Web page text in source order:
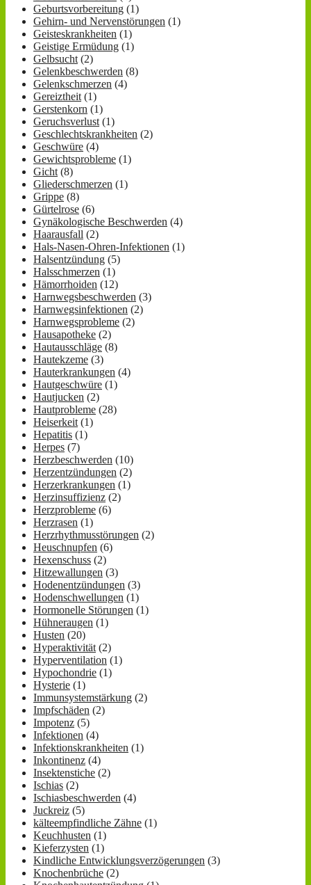
Geburtsvorbereitung (1)
Gehirn- und Nervenstörungen (1)
Geisteskrankheiten (1)
Geistige Ermüdung (1)
Gelbsucht (2)
Gelenkbeschwerden (8)
Gelenkschmerzen (4)
Gereiztheit (1)
Gerstenkorn (1)
Geruchsverlust (1)
Geschlechtskrankheiten (2)
Geschwüre (4)
Gewichtsprobleme (1)
Gicht (8)
Gliederschmerzen (1)
Grippe (8)
Gürtelrose (6)
Gynäkologische Beschwerden (4)
Haarausfall (2)
Hals-Nasen-Ohren-Infektionen (1)
Halsentzündung (5)
Halsschmerzen (1)
Hämorrhoiden (12)
Harnwegsbeschwerden (3)
Harnwegsinfektionen (2)
Harnwegsprobleme (2)
Hausapotheke (2)
Hautausschläge (8)
Hautekzeme (3)
Hauterkrankungen (4)
Hautgeschwüre (1)
Hautjucken (2)
Hautprobleme (28)
Heiserkeit (1)
Hepatitis (1)
Herpes (7)
Herzbeschwerden (10)
Herzentzündungen (2)
Herzerkrankungen (1)
Herzinsuffizienz (2)
Herzprobleme (6)
Herzrasen (1)
Herzrhythmusstörungen (2)
Heuschnupfen (6)
Hexenschuss (2)
Hitzewallungen (3)
Hodenentzündungen (3)
Hodenschwellungen (1)
Hormonelle Störungen (1)
Hühneraugen (1)
Husten (20)
Hyperaktivität (2)
Hyperventilation (1)
Hypochondrie (1)
Hysterie (1)
Immunsystemstärkung (2)
Impfschäden (2)
Impotenz (5)
Infektionen (4)
Infektionskrankheiten (1)
Inkontinenz (4)
Insektenstiche (2)
Ischias (2)
Ischiasbeschwerden (4)
Juckreiz (5)
kälteempfindliche Zähne (1)
Keuchhusten (1)
Kieferzysten (1)
Kindliche Entwicklungsverzögerungen (3)
Knochenbrüche (2)